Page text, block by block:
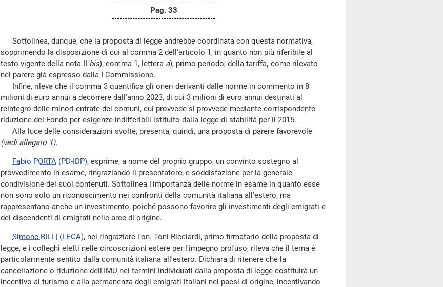
Pag. 33
Sottolinea, dunque, che la proposta di legge andrebbe coordinata con questa normativa,
sopprimendo la disposizione di cui al comma 2 dell'articolo 1, in quanto non più riferibile al
testo vigente della nota II-bis), comma 1, lettera a), primo periodo, della tariffa, come rilevato
nel parere già espresso dalla I Commissione.
Infine, rileva che il comma 3 quantifica gli oneri derivanti dalle norme in commento in 8
milioni di euro annui a decorrere dall'anno 2023, di cui 3 milioni di euro annui destinati al
reintegro delle minori entrate dei comuni, cui provvede si provvede mediante corrispondente
riduzione del Fondo per esigenze indifferibili istituito dalla legge di stabilità per il 2015.
Alla luce delle considerazioni svolte, presenta, quindi, una proposta di parere favorevole
(vedi allegato 1).
Fabio PORTA (PD-IDP), esprime, a nome del proprio gruppo, un convinto sostegno al
provvedimento in esame, ringraziando il presentatore, e soddisfazione per la generale
condivisione dei suoi contenuti. Sottolinea l'importanza delle norme in esame in quanto esse
non sono solo un riconoscimento nei confronti della comunità italiana all'estero, ma
rappresentano anche un investimento, poiché possono favorire gli investimenti degli emigrati e
dei discendenti di emigrati nelle aree di origine.
Simone BILLI (LEGA), nel ringraziare l'on. Toni Ricciardi, primo firmatario della proposta di
legge, e i colleghi eletti nelle circoscrizioni estere per l'impegno profuso, rileva che il tema è
particolarmente sentito dalla comunità italiana all'estero. Dichiara di ritenere che la
cancellazione o riduzione dell'IMU nei termini individuati dalla proposta di legge costituirà un
incentivo al turismo e alla permanenza degli emigrati italiani nei paesi di origine, incentivando